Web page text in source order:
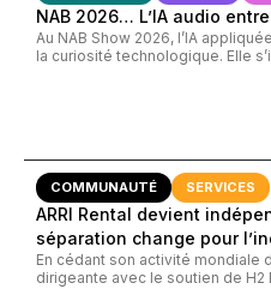
NAB 2026… L’IA audio
Au NAB Show 2026, l’IA
la curiosité technologique. Elle
COMMUNAUTÉ SERVICES
ARRI Rental devient
séparation change pour
En cédant son activité mondiale
dirigeante avec le soutien de H2